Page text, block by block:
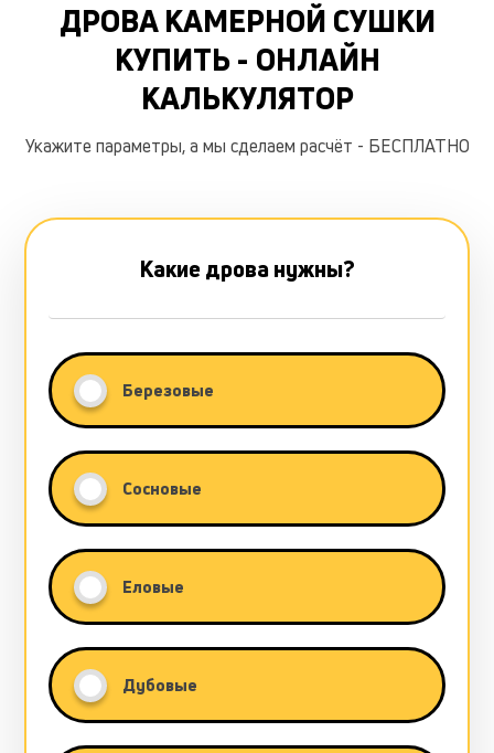
ДРОВА КАМЕРНОЙ СУШКИ
КУПИТЬ - ОНЛАЙН
КАЛЬКУЛЯТОР
Укажите параметры, а мы сделаем расчёт - БЕСПЛАТНО
Какие дрова нужны?
Березовые
Сосновые
Еловые
Дубовые